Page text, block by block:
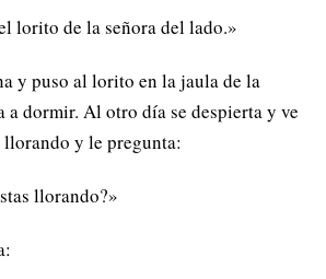
lorito de la señora del lado.»
y puso al lorito en la jaula de la
a dormir. Al otro día se despierta y ve
llorando y le pregunta:
llorando?»